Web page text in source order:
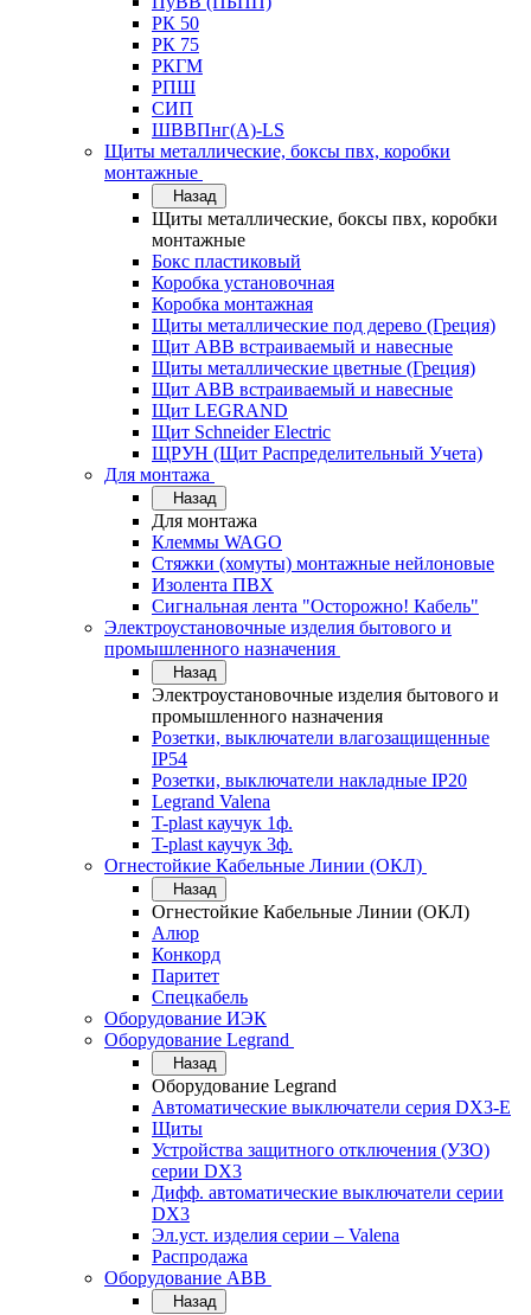
РК 50
РК 75
РКГМ
РПШ
СИП
ШВВПнг(А)-LS
Щиты металлические, боксы пвх, коробки
монтажные
Назад
Щиты металлические, боксы пвх, коробки
монтажные
Бокс пластиковый
Коробка установочная
Коробка монтажная
Щиты металлические под дерево (Греция)
Щит ABB встраиваемый и навесные
Щиты металлические цветные (Греция)
Щит ABB встраиваемый и навесные
Щит LEGRAND
Щит Schneider Electric
ЩРУН (Щит Распределительный Учета)
Для монтажа
Назад
Для монтажа
Клеммы WAGO
Стяжки (хомуты) монтажные нейлоновые
Изолента ПВХ
Сигнальная лента "Осторожно! Кабель"
Электроустановочные изделия бытового и
промышленного назначения
Назад
Электроустановочные изделия бытового и
промышленного назначения
Розетки, выключатели влагозащищенные
IP54
Розетки, выключатели накладные IP20
Legrand Valena
T-plast каучук 1ф.
T-plast каучук 3ф.
Огнестойкие Кабельные Линии (ОКЛ)
Назад
Огнестойкие Кабельные Линии (ОКЛ)
Алюр
Конкорд
Паритет
Спецкабель
Оборудование ИЭК
Оборудование Legrand
Назад
Оборудование Legrand
Автоматические выключатели серия DX3-E
Щиты
Устройства защитного отключения (УЗО)
серии DX3
Дифф. автоматические выключатели серии
DX3
Эл.уст. изделия серии – Valena
Распродажа
Оборудование АВВ
Назад